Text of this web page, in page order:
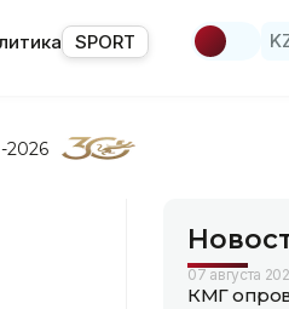
SPORT
07 августа
КМГ